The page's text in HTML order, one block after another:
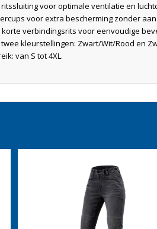
voor optimale ventilatie en
voor extra bescherming zonder
verbindingsrits voor eenvoudige
kleurstellingen: Zwart/Wit/Rood en
van S tot 4XL.